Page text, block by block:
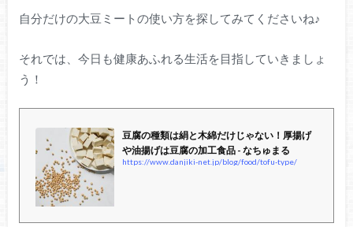
自分だけの大豆ミートの使い方を探してみてくださいね♪
それでは、今日も健康あふれる生活を目指していきましょ
う！
豆腐の種類は絹と木綿だけじゃない！厚揚げ
や油揚げは豆腐の加工食品 - なちゅまる
https://www.danjiki-net.jp/blog/food/tofu-type/